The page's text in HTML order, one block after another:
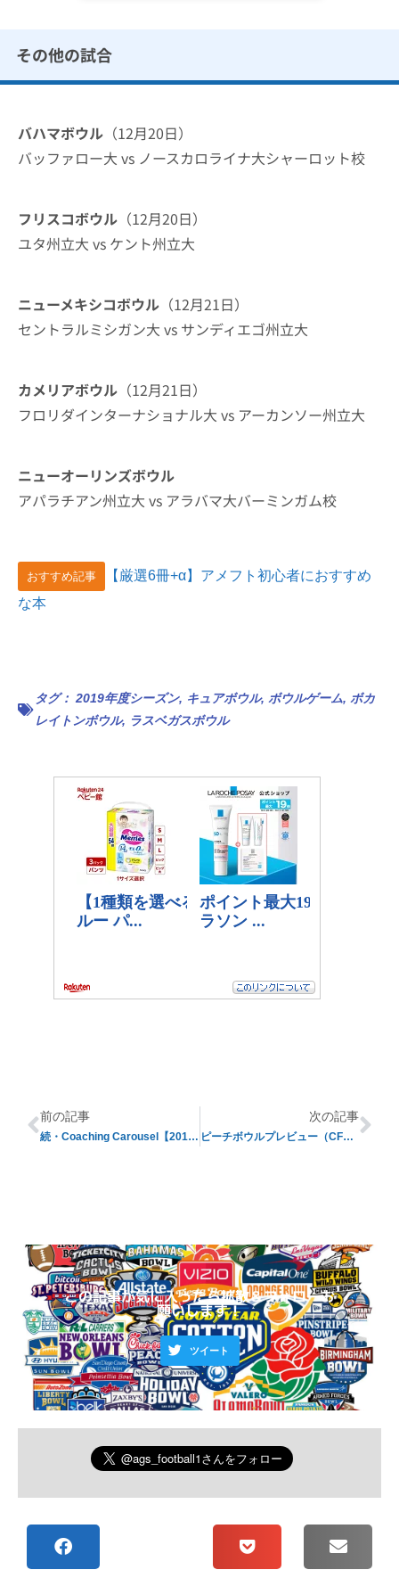
その他の試合
バハマボウル （12月20日）
バッファロー大 vs ノースカロライナ大シャーロット校
フリスコボウル （12月20日）
ユタ州立大 vs ケント州立大
ニューメキシコボウル （12月21日）
セントラルミシガン大 vs サンディエゴ州立大
カメリアボウル （12月21日）
フロリダインターナショナル大 vs アーカンソー州立大
ニューオーリンズボウル
アパラチアン州立大 vs アラバマ大バーミンガム校
おすすめ記事
【厳選6冊+α】アメフト初心者におすすめ
な本
タグ： 2019年度シーズン, キュアボウル, ボウルゲーム, ボカ
レイトンボウル, ラスベガスボウル
前の記事
続・Coaching Carousel【2019年度版】
次の記事
ピーチボウルプレビュー（CFP準決勝戦#1）
この記事が気に入ったら拡散＆フォローお
願いします！
ツイート